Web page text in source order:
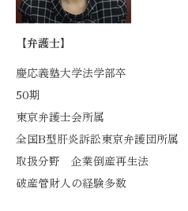
【弁護士】
慶応義塾大学法学部卒
50期
東京弁護士会所属
全国B型肝炎訴訟東京弁護団所属
取扱分野 企業倒産再生法
破産管財人の経験多数